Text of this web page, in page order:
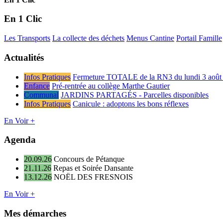
En 1 Clic
Les Transports La collecte des déchets Menus Cantine Portail Famille
Actualités
Infos Pratiques Fermeture TOTALE de la RN3 du lundi 3 août
Enfance Pré-rentrée au collège Marthe Gautier
Communal JARDINS PARTAGÉS - Parcelles disponibles
Infos Pratiques Canicule : adoptons les bons réflexes
En Voir +
Agenda
20.09.26 Concours de Pétanque
21.11.26 Repas et Soirée Dansante
13.12.26 NOËL DES FRESNOIS
En Voir +
Mes démarches